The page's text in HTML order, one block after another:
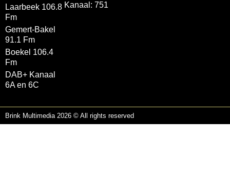
Laarbeek 106.8
Fm
Gemert-Bakel
91.1 Fm
Boekel 106.4
Fm
DAB+ Kanaal
6A en 6C
Kanaal: 751
Brink Multimedia 2026 © All rights reserved